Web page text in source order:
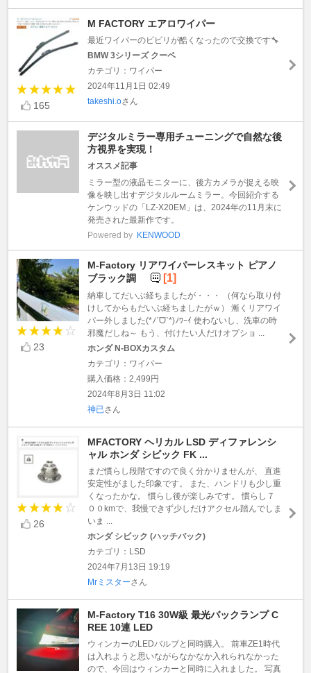
165
M FACTORY エアロワイパー
最近ワイパーのビビリが酷くなったので交換です🔧
BMW 3シリーズ クーペ
カテゴリ：ワイパー
2024年11月1日 02:49
takeshi.oさん
デジタルミラー専用チューニングで自然な後
方視界を実現！
オススメ記事
ミラー型の液晶モニターに、後方カメラが捉える映
像を映し出すデジタルルームミラー。今回紹介する
ケンウッドの「LZ-X20EM」は、2024年の11月末に
発売された最新作です。
Powered by KENWOOD
23
M-Factory リアワイパーレスキット ピアノ
ブラック調
[1]
納車してだいぶ経ちましたが・・・ （何なら取り付
けしてからもだいぶ経ちましたがｗ） 漸くリアワイ
パー外しました(*ﾉˊᗜˋ*)ﾉﾜｰｲ 使わないし、洗車の時
邪魔だしね～ もう、付けたい人だけオプショ ...
ホンダ N-BOXカスタム
カテゴリ：ワイパー
購入価格：2,499円
2024年8月3日 11:02
神已さん
26
MFACTORY ヘリカル LSD ディファレンシ
ャル ホンダ シビック FK ...
まだ慣らし段階ですので良く分かりませんが、 直進
安定性がました印象です。 また、ハンドリも少し重
くなったかな。 慣らし後が楽しみです。 慣らし７
００kmで、我慢できず少しだけアクセル踏んでしま
いま ...
ホンダ シビック (ハッチバック)
カテゴリ：LSD
2024年7月13日 19:19
Mrミスターさん
M-Factory T16 30W級 最光バックランプ C
REE 10連 LED
ウィンカーのLEDバルブと同時購入。 前車ZE1時代
は入れようと思いながらなかなか入れられなかった
ので、今回はウィンカーと同時に入れました。 写真